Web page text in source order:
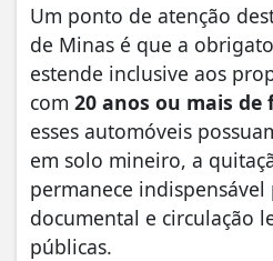
​Um ponto de atenção
de Minas é que a
estende inclusive aos
com 20 anos ou mais de
esses automóveis
em solo mineiro, a
permanece
documental e circulação
públicas.